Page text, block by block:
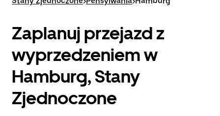
Zaplanuj przejazd z
wyprzedzeniem w
Hamburg, Stany
Zjednoczone